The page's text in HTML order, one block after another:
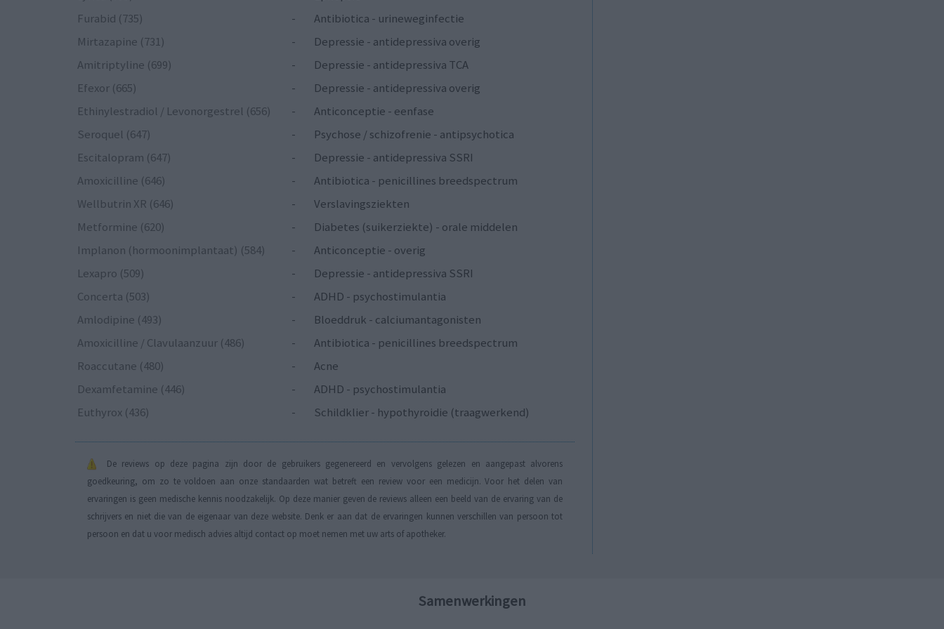
Furabid (735)
-
Antibiotica - urineweginfectie
Mirtazapine (731)
-
Depressie - antidepressiva overig
Amitriptyline (699)
-
Depressie - antidepressiva TCA
Efexor (665)
-
Depressie - antidepressiva overig
Ethinylestradiol / Levonorgestrel (656)
-
Anticonceptie - eenfase
Seroquel (647)
-
Psychose / schizofrenie - antipsychotica
Escitalopram (647)
-
Depressie - antidepressiva SSRI
Amoxicilline (646)
-
Antibiotica - penicillines breedspectrum
Wellbutrin XR (646)
-
Verslavingsziekten
Metformine (620)
-
Diabetes (suikerziekte) - orale middelen
Implanon (hormoonimplantaat) (584)
-
Anticonceptie - overig
Lexapro (509)
-
Depressie - antidepressiva SSRI
Concerta (503)
-
ADHD - psychostimulantia
Amlodipine (493)
-
Bloeddruk - calciumantagonisten
Amoxicilline / Clavulaanzuur (486)
-
Antibiotica - penicillines breedspectrum
Roaccutane (480)
-
Acne
Dexamfetamine (446)
-
ADHD - psychostimulantia
Euthyrox (436)
- Schildklier - hypothyroidie (traagwerkend)
De reviews op deze pagina zijn door de gebruikers gegenereerd en vervolgens gelezen en aangepast alvorens
goedkeuring, om zo te voldoen aan onze standaarden wat betreft een review voor een medicijn. Voor het delen van
ervaringen is geen medische kennis noodzakelijk. Op deze manier geven de reviews alleen een beeld van de ervaring van de
schrijvers en niet die van de eigenaar van deze website. Denk er aan dat de ervaringen kunnen verschillen van persoon tot
persoon en dat u voor medisch advies altijd contact op moet nemen met uw arts of apotheker.
Samenwerkingen